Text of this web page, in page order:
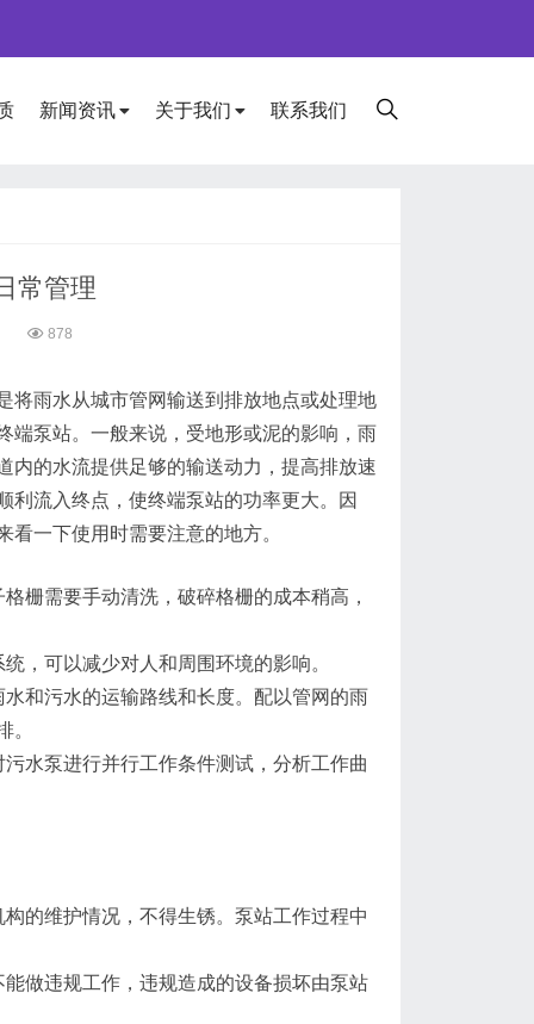
新闻资讯 关于我们 联系我们
常管理
878
将雨水从城市管网输送到排放地点或处理地
端泵站。一般来说，受地形或泥的影响，雨
内的水流提供足够的输送动力，提高排放速
利流入终点，使终端泵站的功率更大。因
一下使用时需要注意的地方。
栅需要手动清洗，破碎格栅的成本稍高，
，可以减少对人和周围环境的影响。
和污水的运输路线和长度。配以管网的雨
。
水泵进行并行工作条件测试，分析工作曲
的维护情况，不得生锈。泵站工作过程中
做违规工作，违规造成的设备损坏由泵站